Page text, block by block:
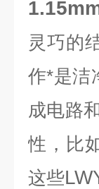
灵巧的
作*是洁
成电路
性，比
这些